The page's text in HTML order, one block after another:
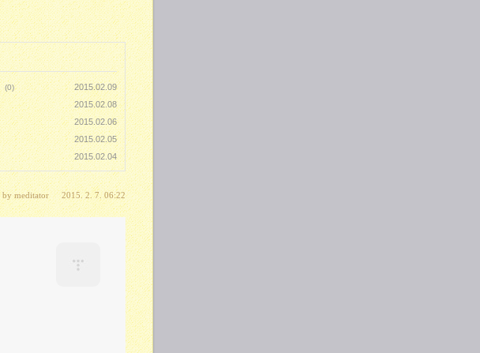
(0) 2015.02.09
2015.02.08
2015.02.06
2015.02.05
2015.02.04
bymeditator 2015. 2. 7. 06:22